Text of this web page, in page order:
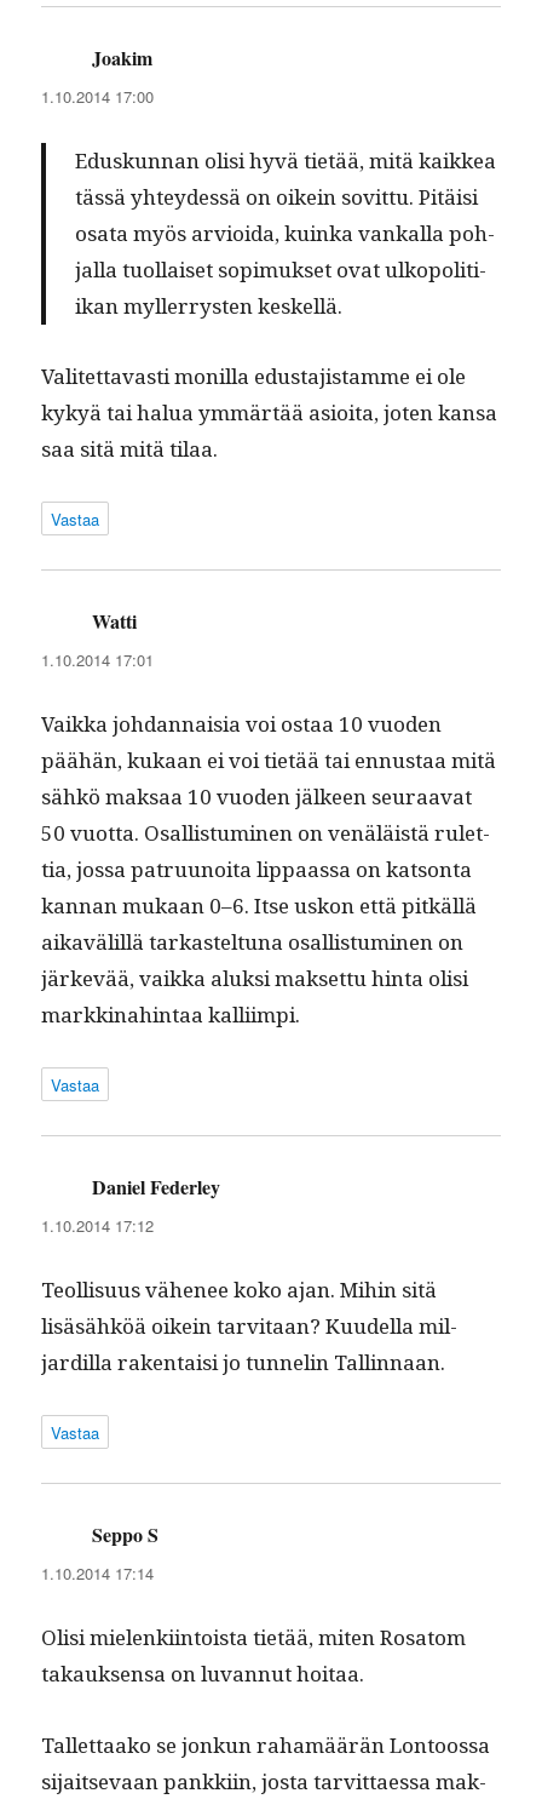
Joakim
1.10.2014 17:00
Eduskun­nan olisi hyvä tietää, mitä kaikkea
tässä yhtey­dessä on oikein sovit­tu. Pitäisi
osa­ta myös arvioi­da, kuin­ka vankalla poh­
jal­la tuol­laiset sopimuk­set ovat ulkopoli­ti­
ikan myller­rysten keskellä.
Valitet­tavasti monil­la edus­ta­jis­tamme ei ole
kykyä tai halua ymmärtää asioi­ta, joten kansa
saa sitä mitä tilaa.
Vastaa
Watti
1.10.2014 17:01
Vaik­ka johdan­naisia voi ostaa 10 vuo­den
päähän, kukaan ei voi tietää tai ennus­taa mitä
sähkö mak­saa 10 vuo­den jäl­keen seu­raa­vat
50 vuot­ta. Osal­lis­tu­mi­nen on venäläistä rulet­
tia, jos­sa patru­unoi­ta lip­paas­sa on kat­son­ta
kan­nan mukaan 0–6. Itse uskon että pitkäl­lä
aikavälil­lä tarkastel­tuna osal­lis­tu­mi­nen on
järkevää, vaik­ka aluk­si mak­set­tu hin­ta olisi
markki­nahin­taa kalliimpi.
Vastaa
Daniel Federley
1.10.2014 17:12
Teol­lisu­us vähe­nee koko ajan. Mihin sitä
lisäsähköä oikein tarvi­taan? Kuudel­la mil­
jardil­la rak­en­taisi jo tun­nelin Tallinnaan.
Vastaa
Seppo S
1.10.2014 17:14
Olisi mie­lenki­in­toista tietää, miten Rosatom
takauk­sen­sa on luvan­nut hoitaa.
Tal­let­taako se jonkun rahamäärän Lon­toos­sa
sijait­se­vaan pankki­in, jos­ta tarvit­taes­sa mak­